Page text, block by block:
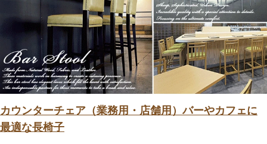
カウンターチェア（業務用・店舗用）バーやカフェに
最適な長椅子